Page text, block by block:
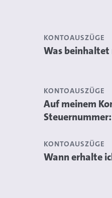
KONTOAUSZÜGE
Was beinhaltet
KONTOAUSZÜGE
Auf meinem
KONTOAUSZÜGE
Wann erhalte